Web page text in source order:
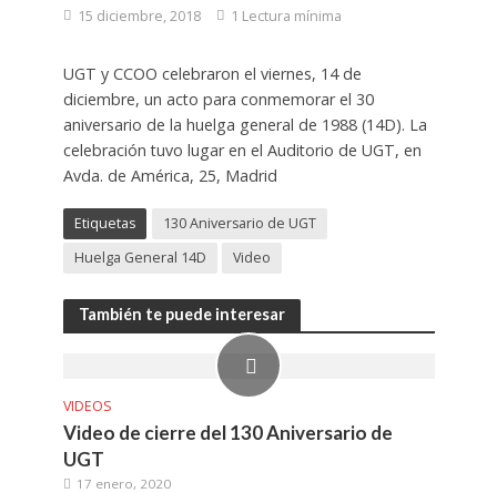
15 diciembre, 2018 1 Lectura mínima
UGT y CCOO celebraron el viernes, 14 de
diciembre, un acto para conmemorar el 30
aniversario de la huelga general de 1988 (14D). La
celebración tuvo lugar en el Auditorio de UGT, en
Avda. de América, 25, Madrid
Etiquetas
130 Aniversario de UGT
Huelga General 14D
Video
También te puede interesar
VIDEOS
Video de cierre del 130 Aniversario de
UGT
17 enero, 2020